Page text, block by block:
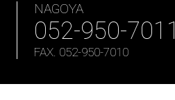
NAGOYA
052-950-7011
FAX. 052-950-7010